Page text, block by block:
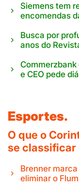
Siemens tem
encomendas
Busca por
anos do
e CEO pede
Esportes.
O que o
se classificar
Brenner
eliminar o